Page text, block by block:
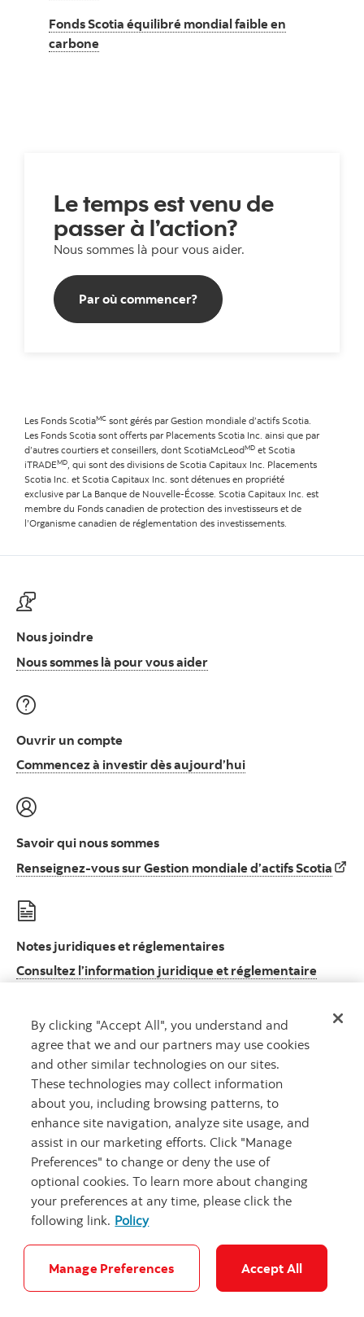
Fonds Scotia équilibré mondial faible en
carbone
Le temps est venu de
passer à l’action?
Nous sommes là pour vous aider.
Par où commencer?Par où commencer?
Les Fonds ScotiaMC sont gérés par Gestion mondiale d’actifs Scotia.
Les Fonds Scotia sont offerts par Placements Scotia Inc. ainsi que par
d’autres courtiers et conseillers, dont ScotiaMcLeodMD et Scotia
iTRADEMD, qui sont des divisions de Scotia Capitaux Inc. Placements
Scotia Inc. et Scotia Capitaux Inc. sont détenues en propriété
exclusive par La Banque de Nouvelle-Écosse. Scotia Capitaux Inc. est
membre du Fonds canadien de protection des investisseurs et de
l’Organisme canadien de réglementation des investissements.
Nous joindre
Nous sommes là pour vous aiderNous sommes là pour
Ouvrir un compte
Commencez à investir dès aujourd’huiCommencez à
Savoir qui nous sommes
Renseignez-vous sur Gestion mondiale d’actifs Scotia
Notes juridiques et réglementaires
Consultez l’information juridique et réglementaire
Gestion mondiale d’actifs Scotia MDest un nom commercial utilisé par
Gestion d’actifs 1832 S.E.C., société en commandite dont le commandité
est détenu en propriété exclusive par la Banque Scotia.
Marque déposée de La Banque de Nouvelle-Écosse, utilisée sous
La Banque de Nouvelle-Écosse, 2026. Tous droits réservés.
Carrières Sécurité et fraude
By clicking "Accept All", you understand and
agree that we and our partners may use cookies
and other similar technologies on our sites.
These technologies may collect information
about you, including browsing patterns, to
enhance site navigation, analyze site usage, and
assist in our marketing efforts. Click "Manage
Preferences" to change or deny the use of
optional cookies. To learn more about changing
your preferences at any time, please click the
following link. Policy
Manage Preferences Accept All